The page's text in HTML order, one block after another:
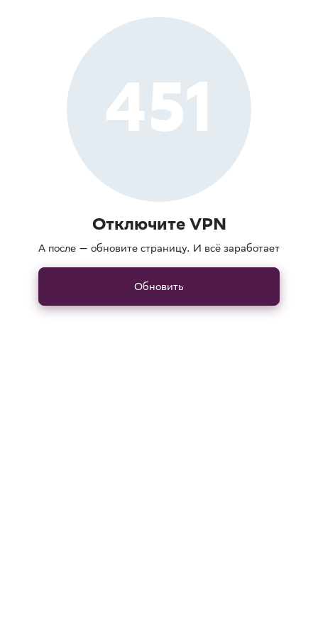
451
Отключите VPN
А после — обновите страницу. И всё заработает
Обновить